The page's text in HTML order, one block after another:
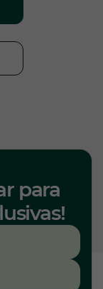
para